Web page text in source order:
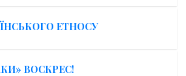
ЕТНОСУ
ВОСКРЕС!